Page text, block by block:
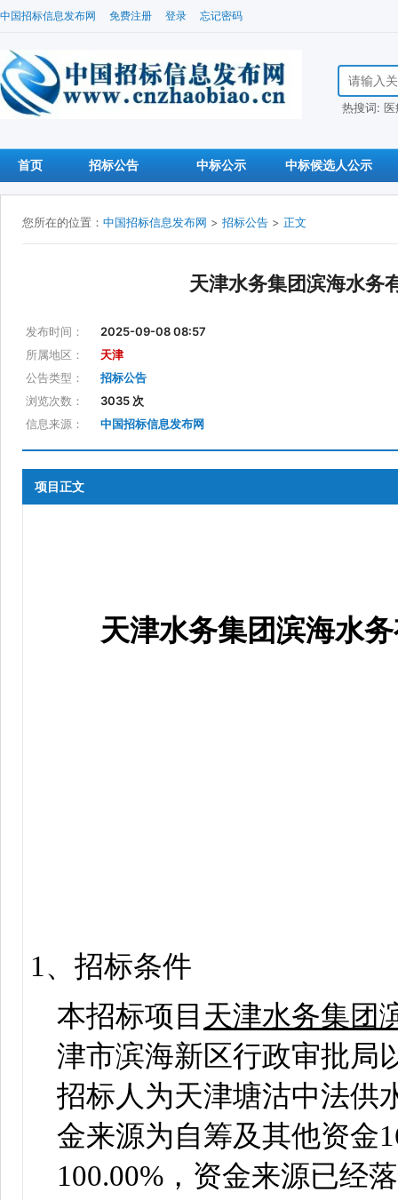
中国招标信息发布网 免费注册 登录 忘记密码
搜索招标信
热搜词:
首页 招标公告 中标公示 中标候选人公示
您所在的位置： 中国招标信息发布网 > 招标公告 > 正文
天津水务集团滨海水务
发布时间：
2025-09-08 08:57
所属地区：
天津
公告类型：
招标公告
浏览次数：
3035 次
信息来源：
中国招标信息发布网
项目正文